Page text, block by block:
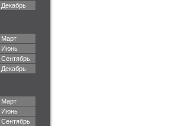
Декабрь
Март
Июнь
Сентябрь
Декабрь
Март
Июнь
Сентябрь